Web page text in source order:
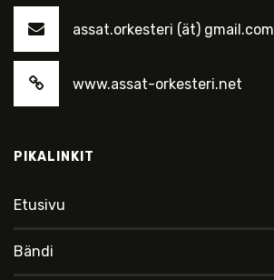
assat.orkesteri (ät) gmail.com
www.assat-orkesteri.net
PIKALINKIT
Etusivu
Bändi